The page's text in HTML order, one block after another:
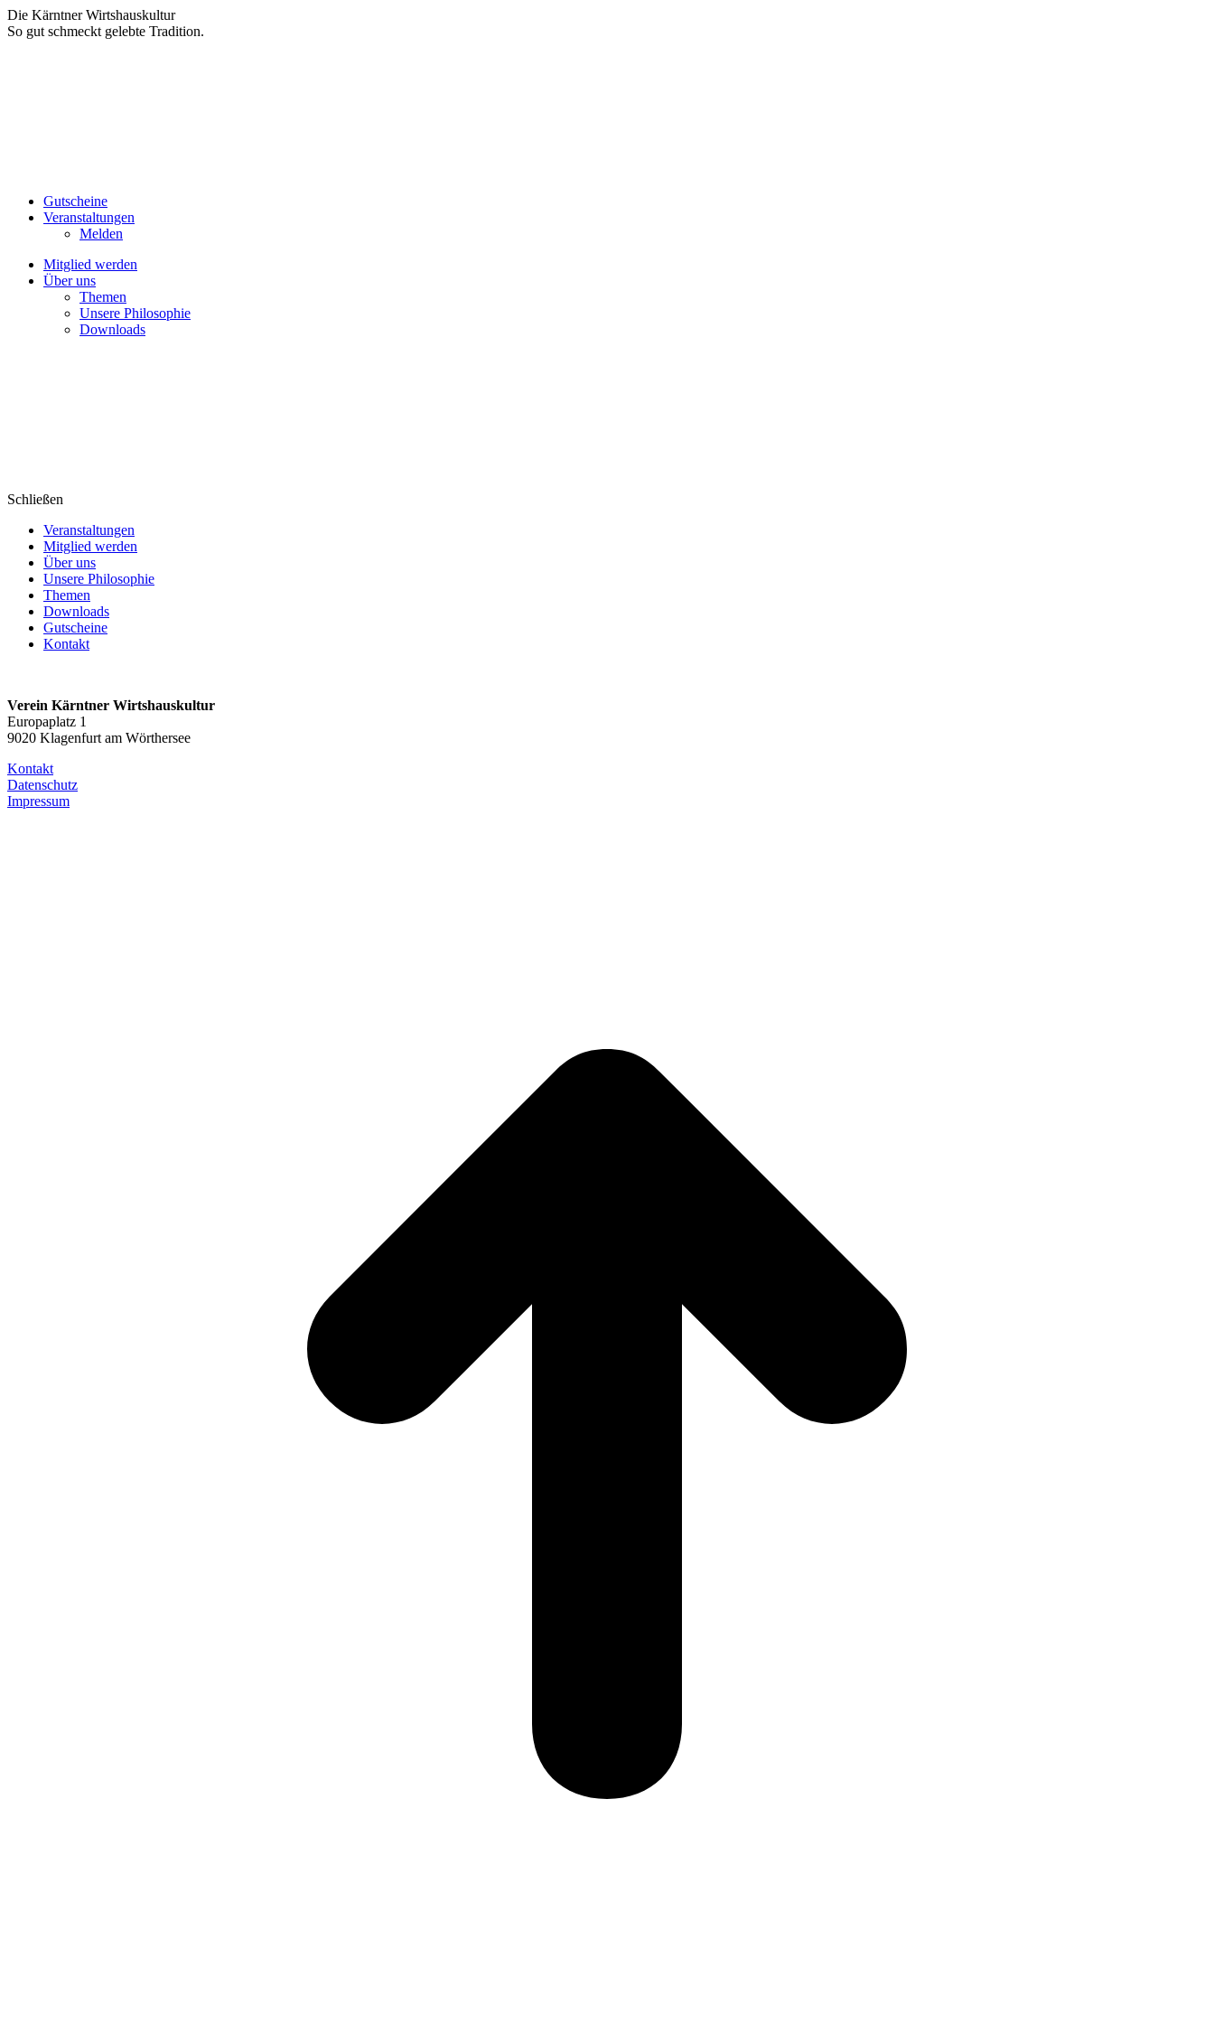
Zum
Inhalt
Die Kärntner Wirtshauskultur
So gut schmeckt gelebte Tradition.
Gutscheine
Veranstaltungen
Melden
Mitglied werden
Über uns
Themen
Unsere Philosophie
Downloads
Schließen
Veranstaltungen
Mitglied werden
Über uns
Unsere Philosophie
Themen
Downloads
Gutscheine
Kontakt
Verein Kärntner Wirtshauskultur
Europaplatz 1
9020 Klagenfurt am Wörthersee
Kontakt
Datenschutz
Impressum